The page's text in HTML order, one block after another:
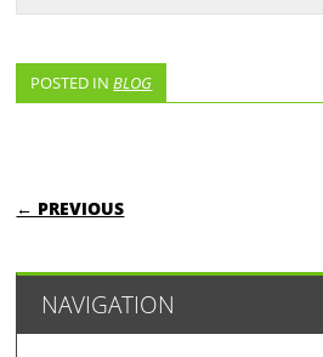
POSTED INBLOG
POST NAVIGATION
← PREVIOUS
NAVIGATION